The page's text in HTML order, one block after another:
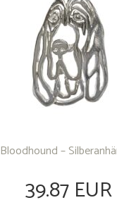
Bloodhound –
39.87 EUR